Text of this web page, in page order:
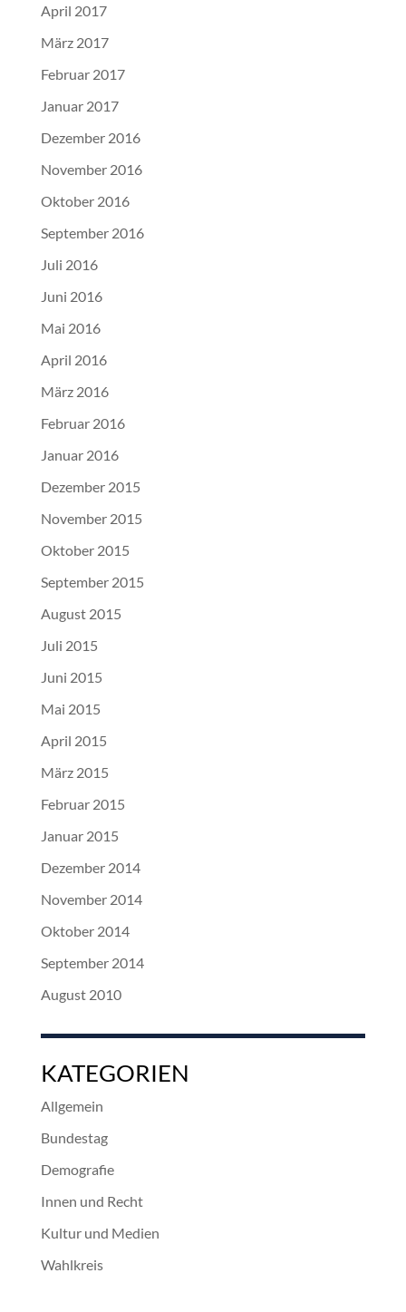
April 2017
März 2017
Februar 2017
Januar 2017
Dezember 2016
November 2016
Oktober 2016
September 2016
Juli 2016
Juni 2016
Mai 2016
April 2016
März 2016
Februar 2016
Januar 2016
Dezember 2015
November 2015
Oktober 2015
September 2015
August 2015
Juli 2015
Juni 2015
Mai 2015
April 2015
März 2015
Februar 2015
Januar 2015
Dezember 2014
November 2014
Oktober 2014
September 2014
August 2010
KATEGORIEN
Allgemein
Bundestag
Demografie
Innen und Recht
Kultur und Medien
Wahlkreis